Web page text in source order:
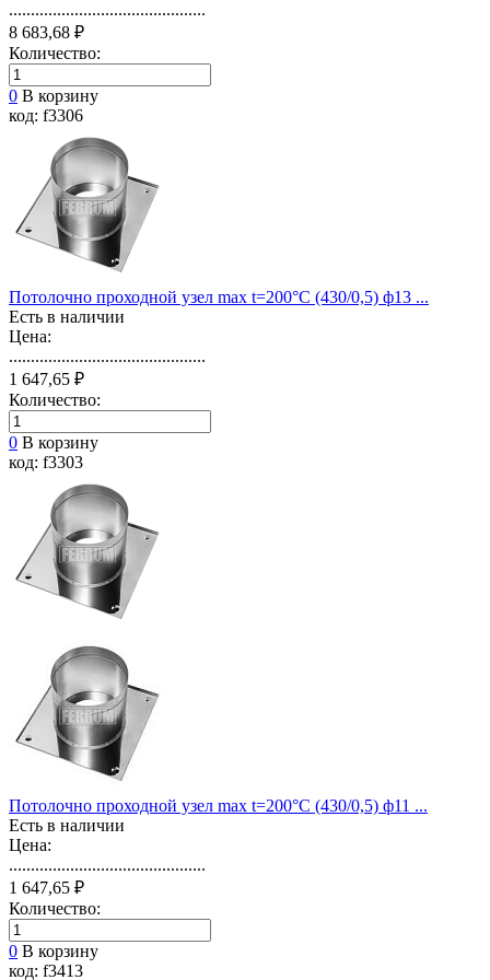
.............................................
8 683,68 ₽
Количество:
0 В корзину
код: f3306
Потолочно проходной узел max t=200°C (430/0,5) ф13 ...
Есть в наличии
Цена:
.............................................
1 647,65 ₽
Количество:
0 В корзину
код: f3303
Потолочно проходной узел max t=200°C (430/0,5) ф11 ...
Есть в наличии
Цена:
.............................................
1 647,65 ₽
Количество:
0 В корзину
код: f3413